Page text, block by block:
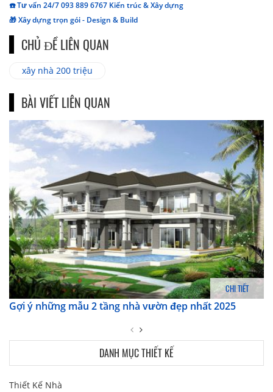
☎️ Tư vấn 24/7 093 889 6767 Kiến trúc & Xây dựng
🎁 Xây dựng trọn gói - Design & Build
CHỦ ĐỀ LIÊN QUAN
xây nhà 200 triệu
BÀI VIẾT LIÊN QUAN
CHI TIẾT
Gợi ý những mẫu 2 tầng nhà vườn đẹp nhất 2025
DANH MỤC THIẾT KẾ
Thiết Kế Nhà